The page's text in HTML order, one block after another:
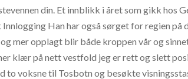
din. Et innblikk i året som gikk hos
Han har også sørget for regien på
mer opplagt blir både kroppen vår og
klær på nett vestfold jeg er rett og slett
to voksne til Tosbotn og besøkte